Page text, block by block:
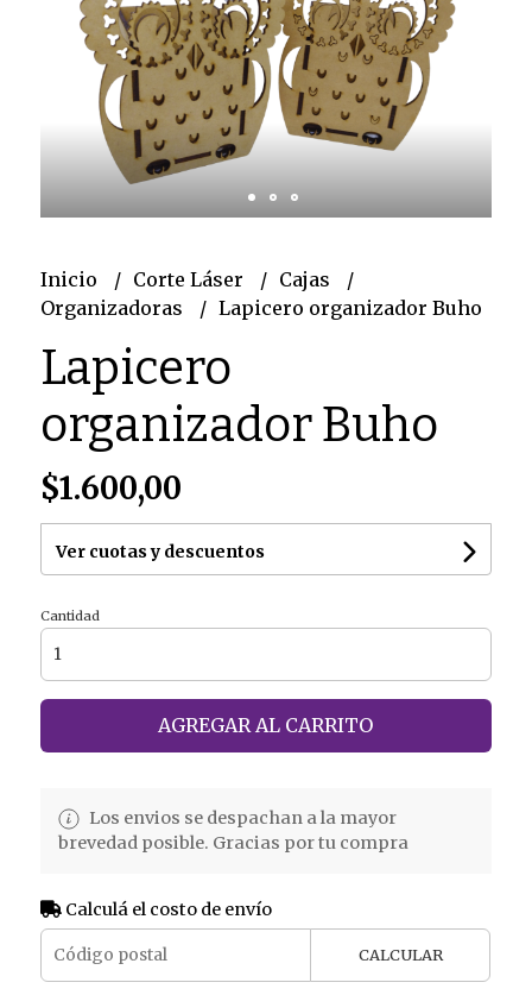
Inicio Corte Láser
Cajas
Organizadoras
Lapicero organizador Buho
Lapicero
organizador Buho
$1.600,00
Ver cuotas y descuentos
Cantidad
AGREGAR AL CARRITO
Los envios se despachan a la mayor
brevedad posible. Gracias por tu compra
Calculá el costo de envío
CALCULAR